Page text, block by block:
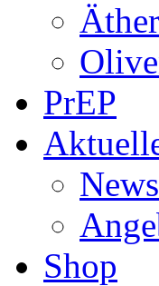
PrEP
News
Shop